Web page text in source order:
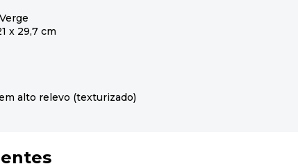
x 29,7 cm
alto relevo (texturizado)